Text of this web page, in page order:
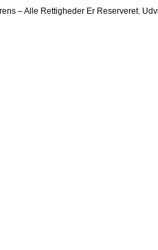
– Alle Rettigheder Er Reserveret.